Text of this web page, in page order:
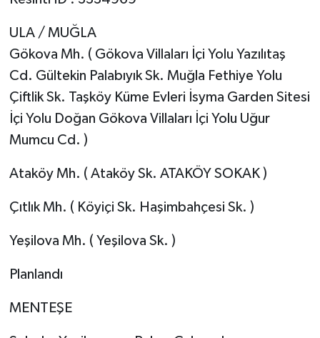
ULA / MUĞLA
Gökova Mh. ( Gökova Villaları İçi Yolu Yazılıtaş
Cd. Gültekin Palabıyık Sk. Muğla Fethiye Yolu
Çiftlik Sk. Taşköy Küme Evleri İsyma Garden Sitesi
İçi Yolu Doğan Gökova Villaları İçi Yolu Uğur
Mumcu Cd. )
Ataköy Mh. ( Ataköy Sk. ATAKÖY SOKAK )
Çıtlık Mh. ( Köyiçi Sk. Haşimbahçesi Sk. )
Yeşilova Mh. ( Yeşilova Sk. )
Planlandı
MENTEŞE